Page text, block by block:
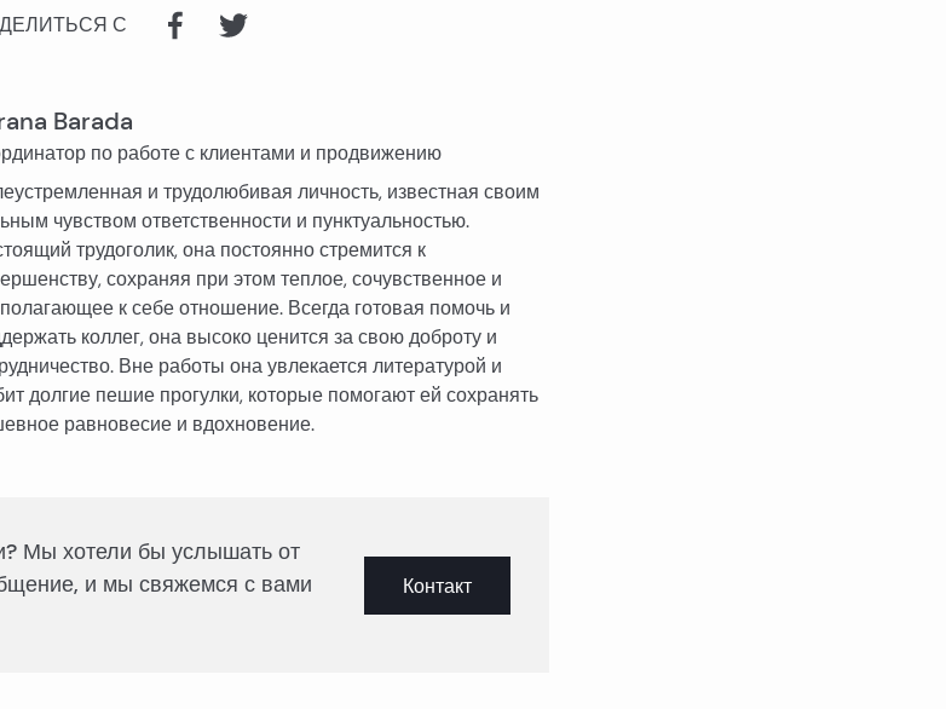
С
Barada
по работе с клиентами и продвижению
и трудолюбивая личность, известная своим
чувством ответственности и пунктуальностью.
трудоголик, она постоянно стремится к
сохраняя при этом теплое, сочувственное и
к себе отношение. Всегда готовая помочь и
коллег, она высоко ценится за свою доброту и
Вне работы она увлекается литературой и
долгие пешие прогулки, которые помогают ей сохранять
равновесие и вдохновение.
Мы хотели бы услышать от
и мы свяжемся с вами
Контакт